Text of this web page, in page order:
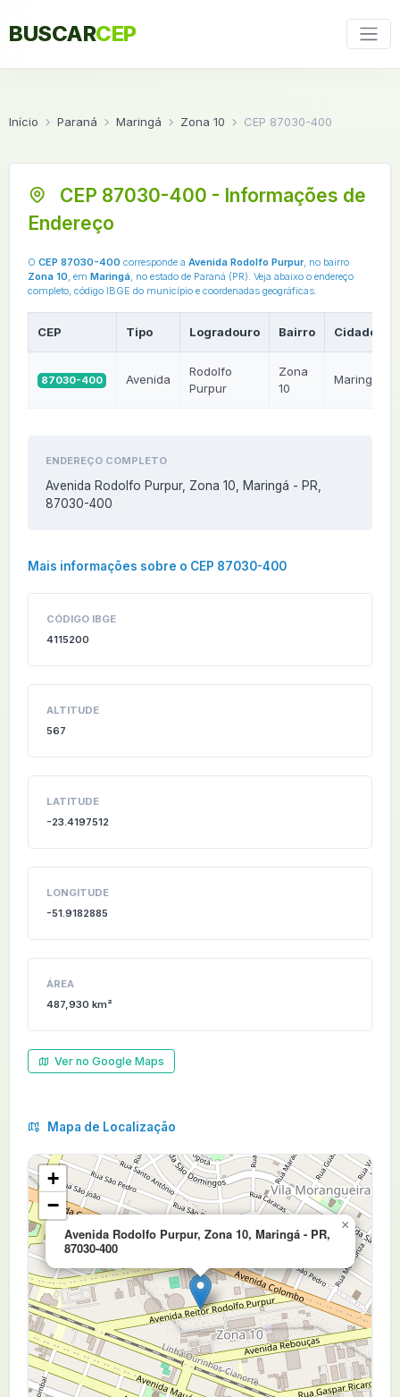
BUSCARCEP
Início Paraná Maringá Zona 10 CEP 87030-400
CEP 87030-400 - Informações de
Endereço
O CEP 87030-400 corresponde a Avenida Rodolfo Purpur, no bairro
Zona 10, em Maringá, no estado de Paraná (PR). Veja abaixo o endereço
completo, código IBGE do município e coordenadas geográficas.
CEP Tipo Logradouro Bairro Cidade
87030-400 Avenida
Rodolfo
Purpur
Zona
10
Maringá
ENDEREÇO COMPLETO
Avenida Rodolfo Purpur, Zona 10, Maringá - PR,
87030-400
Mais informações sobre o CEP 87030-400
CÓDIGO IBGE
4115200
ALTITUDE
567
LATITUDE
-23.4197512
LONGITUDE
-51.9182885
ÁREA
487,930 km²
Ver no Google Maps
Mapa de Localização
Avenida Rodolfo Purpur, Zona 10, Maringá - PR,
87030-400
×
+
−